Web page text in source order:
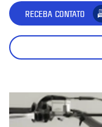
RECEBA CONTATO